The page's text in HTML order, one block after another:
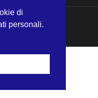
—SU ↑
di
personali.